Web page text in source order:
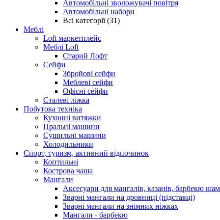
Автомобільні зволожувачі повітря
Автомобільні набори
Всі категорії (31)
Меблі
Loft маркетплейс
Меблі Loft
Старий Лофт
Сейфи
Збройові сейфи
Меблеві сейфи
Офісні сейфи
Сталеві ліжка
Побутова техніка
Кухонні витяжки
Пральні машини
Сушильні машини
Холодильники
Спорт, туризм, активний відпочинок
Коптильні
Кострова чаша
Мангали
Аксесуари для мангалів, казанів, барбекю
Зварні мангали на дровниці (підставці)
Зварні мангали на знімних ніжках
Мангали - барбекю